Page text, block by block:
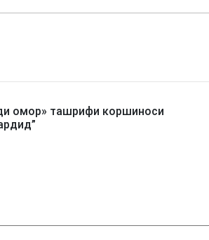
омор» ташрифи коршиноси
”